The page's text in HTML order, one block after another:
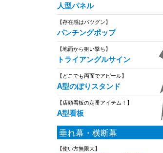
人型パネル
【存在感はバツグン】
パンチングポップ
【地面から狙い撃ち】
トライアングルサイン
【どこでも両面でアピール】
A型のぼりスタンド
【店頭看板の定番アイテム！】
A型看板
垂れ幕・横断幕
【使い方無限大】